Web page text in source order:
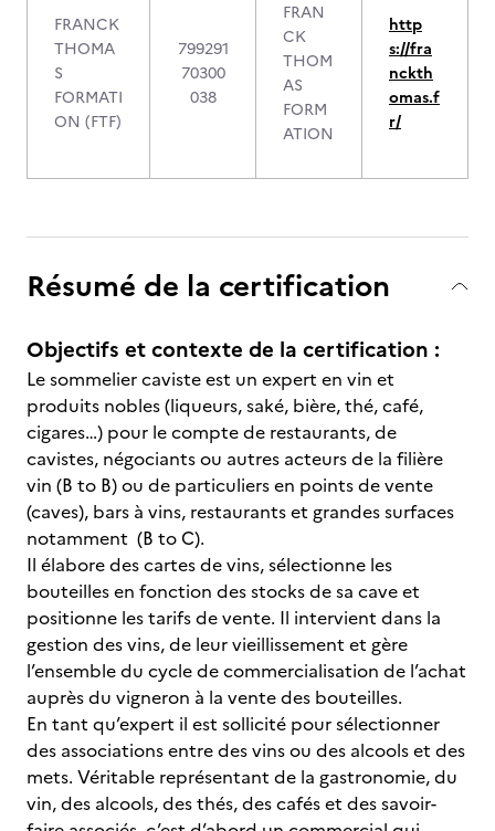
FRANCK
THOMA
S
FORMATI
ON (FTF)
799291
70300
038
FRAN
CK
THOM
AS
FORM
ATION
http
s://fra
nckth
omas.f
r/
Résumé de la certification
Objectifs et contexte de la certification :
Le sommelier caviste est un expert en vin et
produits nobles (liqueurs, saké, bière, thé, café,
cigares…) pour le compte de restaurants, de
cavistes, négociants ou autres acteurs de la filière
vin (B to B) ou de particuliers en points de vente
(caves), bars à vins, restaurants et grandes surfaces
notamment (B to C).
Il élabore des cartes de vins, sélectionne les
bouteilles en fonction des stocks de sa cave et
positionne les tarifs de vente. Il intervient dans la
gestion des vins, de leur vieillissement et gère
l’ensemble du cycle de commercialisation de l’achat
auprès du vigneron à la vente des bouteilles.
En tant qu’expert il est sollicité pour sélectionner
des associations entre des vins ou des alcools et des
mets. Véritable représentant de la gastronomie, du
vin, des alcools, des thés, des cafés et des savoir-